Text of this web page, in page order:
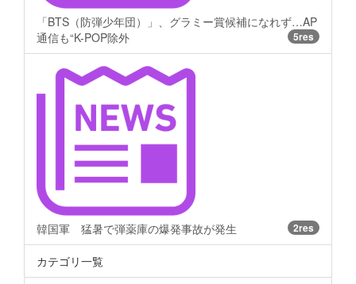
「BTS（防弾少年団）」、グラミー賞候補になれず…AP
通信も“K-POP除外
5res
韓国軍 猛暑で弾薬庫の爆発事故が発生 2res
カテゴリ一覧